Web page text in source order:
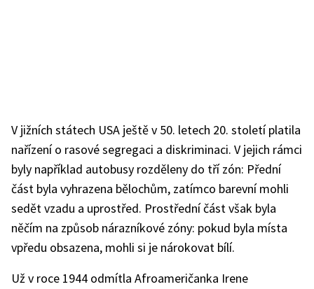
V jižních státech USA ještě v 50. letech 20. století platila
nařízení o rasové segregaci a diskriminaci. V jejich rámci
byly například autobusy rozděleny do tří zón: Přední
část byla vyhrazena bělochům, zatímco barevní mohli
sedět vzadu a uprostřed. Prostřední část však byla
něčím na způsob nárazníkové zóny: pokud byla místa
vpředu obsazena, mohli si je nárokovat bílí.
Už v roce 1944 odmítla Afroameričanka Irene